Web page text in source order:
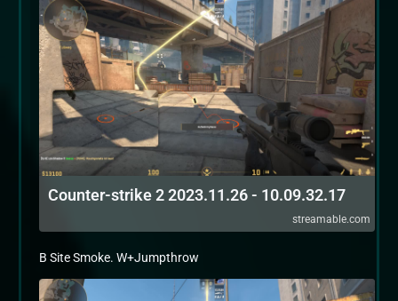
Counter-strike 2 2023.11.26 - 10.09.32.17
streamable.com
B Site Smoke. W+Jumpthrow